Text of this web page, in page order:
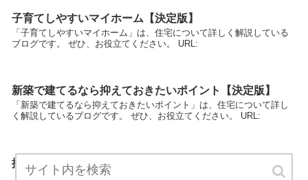
子育てしやすいマイホーム【決定版】
「子育てしやすいマイホーム」は、住宅について詳しく解説している
ブログです。 ぜひ、お役立てください。 URL:
新築で建てるなら抑えておきたいポイント【決定版】
「新築で建てるなら抑えておきたいポイント」は、住宅について詳し
く解説しているブログです。 ぜひ、お役立てください。 URL:
抑えておきたい注文住宅の基本【決定版】
「抑えておきたい注文住宅の基本」は、住宅について詳しく解説して